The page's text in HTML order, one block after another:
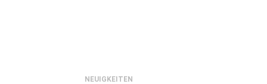
NEUIGKEITEN